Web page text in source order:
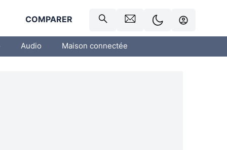
COMPARER
Audio Maison connectée